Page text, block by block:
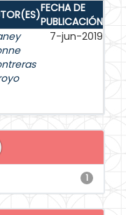
FECHA DE
PUBLICACIÓN
7-jun-2019
1